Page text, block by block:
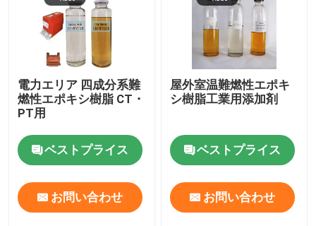
電力エリア 四成分系難
燃性エポキシ樹脂 CT・
PT用
ベストプライス
お問い合わせ
屋外室温難燃性エポキ
シ樹脂工業用添加剤
ベストプライス
お問い合わせ